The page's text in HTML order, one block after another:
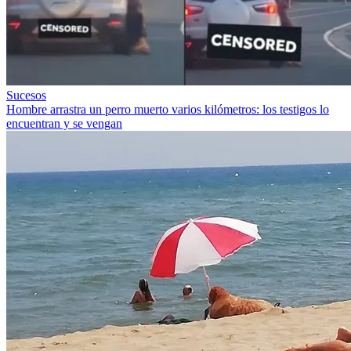
Sucesos
Hombre arrastra un perro muerto varios kilómetros: los testigos lo
encuentran y se vengan